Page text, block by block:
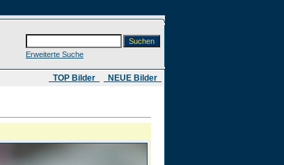
Erweiterte Suche
​ TOP Bilder NEUE Bilder